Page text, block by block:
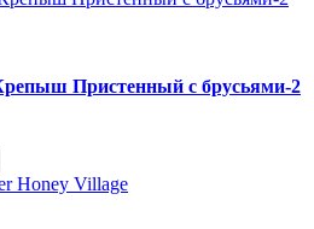
Пристенный с брусьями-2